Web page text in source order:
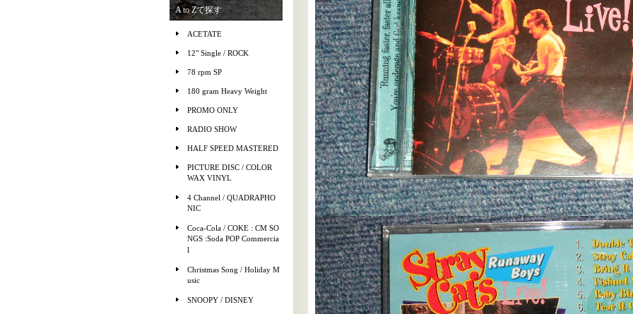
A to Zで探す
ACETATE
12" Single / ROCK
78 rpm SP
180 gram Heavy Weight
PROMO ONLY
RADIO SHOW
HALF SPEED MASTERED
PICTURE DISC / COLOR
WAX VINYL
4 Channel / QUADRAPHO
NIC
Coca-Cola / COKE : CM SO
NGS :Soda POP Commercia
l
Christmas Song / Holiday M
usic
SNOOPY / DISNEY